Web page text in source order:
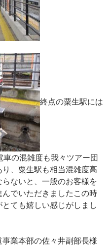
終点の粟生駅には
の混雑度も我々ツアー団
、粟生駅も相当混雑度高
ないと、一般のお客様を
でいただきましたこの時
ても嬉しい感じがしまし
業本部の佐々井副部長様